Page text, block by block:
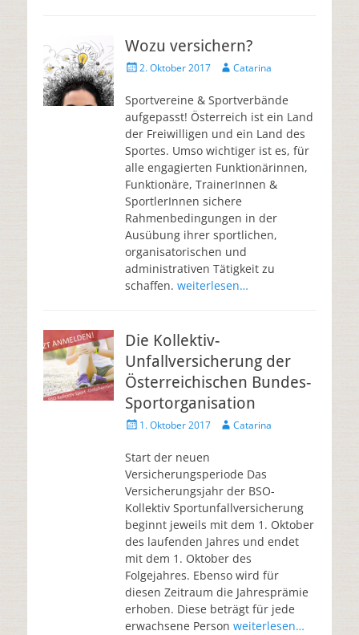
Wozu versichern?
2. Oktober 2017 Catarina
Sportvereine & Sportverbände
aufgepasst! Österreich ist ein Land
der Freiwilligen und ein Land des
Sportes. Umso wichtiger ist es, für
alle engagierten Funktionärinnen,
Funktionäre, TrainerInnen &
SportlerInnen sichere
Rahmenbedingungen in der
Ausübung ihrer sportlichen,
organisatorischen und
administrativen Tätigkeit zu
schaffen. weiterlesen…
Die Kollektiv-
Unfallversicherung der
Österreichischen Bundes-
Sportorganisation
1. Oktober 2017 Catarina
Start der neuen
Versicherungsperiode Das
Versicherungsjahr der BSO-
Kollektiv Sportunfallversicherung
beginnt jeweils mit dem 1. Oktober
des laufenden Jahres und endet
mit dem 1. Oktober des
Folgejahres. Ebenso wird für
diesen Zeitraum die Jahresprämie
erhoben. Diese beträgt für jede
erwachsene Person weiterlesen…